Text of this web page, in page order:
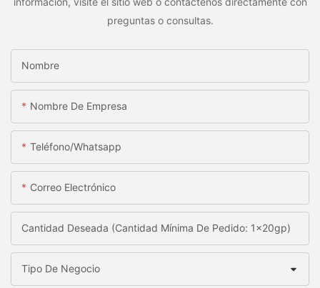
preguntas o consultas.
Nombre
Nombre De Empresa
Teléfono/whatsapp
Correo Electrónico
Cantidad Deseada (Cantidad Mínima De Pedido: 1x20gp)
Tipo De Negocio